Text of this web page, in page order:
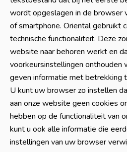
wordt opgeslagen in de browser
of smartphone. Oriental gebruikt
technische functionaliteit. Deze
website naar behoren werkt en
voorkeursinstellingen onthouden
geven informatie met betrekking
U kunt uw browser zo instellen
aan onze website geen cookies
hebben op de functionaliteit van
kunt u ook alle informatie die
instellingen van uw browser